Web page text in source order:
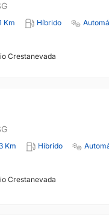
Km Híbrido
Crestanevada
Km Híbrido
Crestanevada